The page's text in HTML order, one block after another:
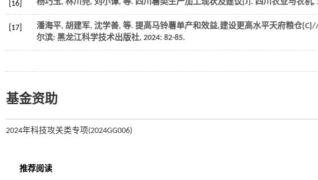
[16] 杨巧玉, 林川尧, 刘小谭, 等. 四川薯类生产加工现状及建议[J]. 四川农业与农机,
[17] 潘海平, 胡建军, 沈学善, 等. 提高马铃薯单产和效益,建设更高水平天府粮仓
尔滨: 黑龙江科学技术出版社, 2024: 82-85.
基金资助
2024年科技攻关类专项(2024GG006)